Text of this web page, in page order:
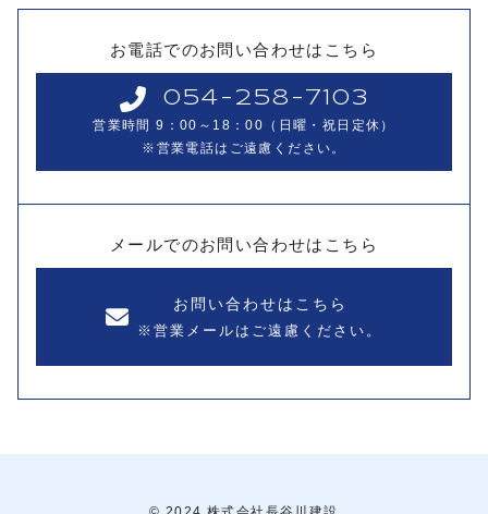
お電話でのお問い合わせはこちら
054-258-7103
営業時間 9：00～18：00（日曜・祝日定休）
※営業電話はご遠慮ください。
メールでのお問い合わせはこちら
お問い合わせはこちら
※営業メールはご遠慮ください。